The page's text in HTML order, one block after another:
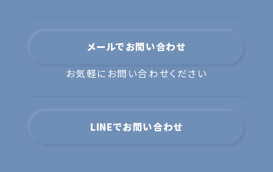
メールでお問い合わせ
お気軽にお問い合わせください
LINEでお問い合わせ